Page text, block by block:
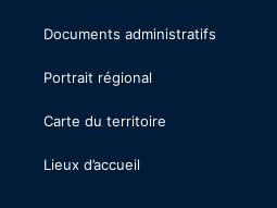
Documents administratifs
Portrait régional
Carte du territoire
Lieux d’accueil